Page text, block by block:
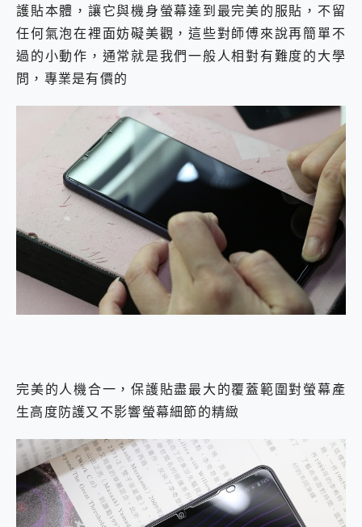
護貼本體，讓它與機身螢幕達到最完美的服貼，不留
任何氣泡在裡面妨礙美觀，這些對師傅來說再簡單不
過的小動作，通常就是我們一般人相對有難度的大學
問，專業是有價的
完美的人機合一，保護貼盡最大的覆蓋範圍對螢幕產
生高度防護又不影響螢幕細節的精緻